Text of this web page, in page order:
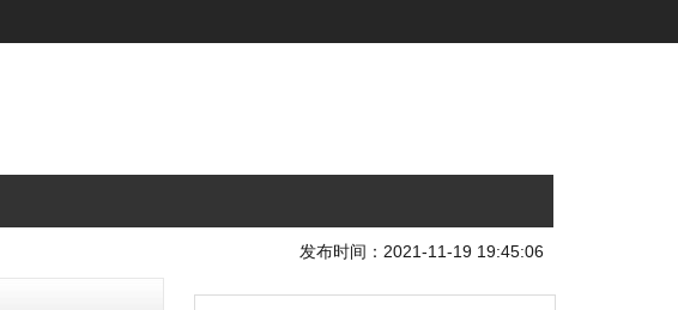
发布时间：2021-11-19 19:45:06